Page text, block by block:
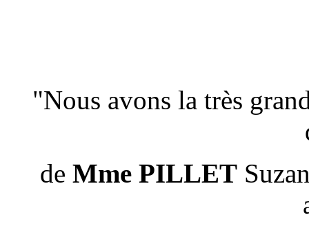
"Nous avons la très
de Mme PILLET